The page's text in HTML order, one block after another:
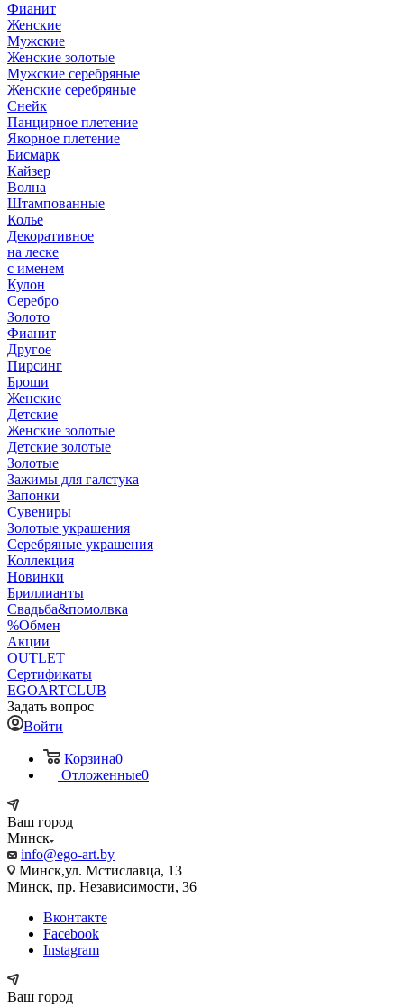
Фианит
Женские
Мужские
Женские золотые
Мужские серебряные
Женские серебряные
Снейк
Панцирное плетение
Якорное плетение
Бисмарк
Кайзер
Волна
Штампованные
Колье
Декоративное
на леске
с именем
Кулон
Серебро
Золото
Фианит
Другое
Пирсинг
Броши
Женские
Детские
Женские золотые
Детские золотые
Золотые
Зажимы для галстука
Запонки
Сувениры
Золотые украшения
Серебряные украшения
Коллекция
Новинки
Бриллианты
Свадьба&помолвка
%Обмен
Акции
OUTLET
Сертификаты
EGOARTCLUB
Задать вопрос
Войти
Корзина0
Отложенные0
Ваш город
Минск
info@ego-art.by
Минск,ул. Мстиславца, 13
Минск, пр. Независимости, 36
Вконтакте
Facebook
Instagram
Ваш город